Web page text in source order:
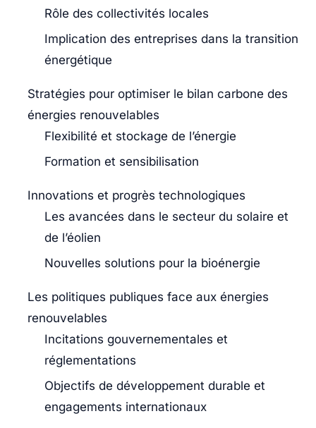
Rôle des collectivités locales
Implication des entreprises dans la transition
énergétique
Stratégies pour optimiser le bilan carbone des
énergies renouvelables
Flexibilité et stockage de l’énergie
Formation et sensibilisation
Innovations et progrès technologiques
Les avancées dans le secteur du solaire et
de l’éolien
Nouvelles solutions pour la bioénergie
Les politiques publiques face aux énergies
renouvelables
Incitations gouvernementales et
réglementations
Objectifs de développement durable et
engagements internationaux